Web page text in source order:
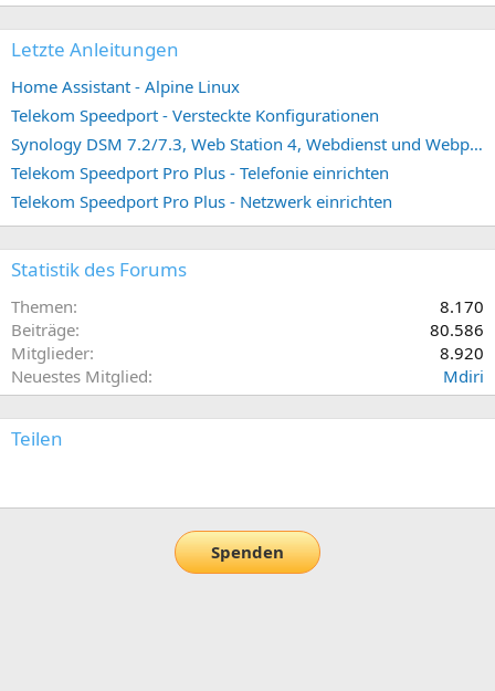
Letzte Anleitungen
Home Assistant - Alpine Linux
Telekom Speedport - Versteckte Konfigurationen
Synology DSM 7.2/7.3, Web Station 4, Webdienst und Webportal erstellen (ehemals vHost)
Telekom Speedport Pro Plus - Telefonie einrichten
Telekom Speedport Pro Plus - Netzwerk einrichten
Statistik des Forums
Themen
8.170
Beiträge
80.586
Mitglieder
8.920
Neuestes Mitglied
Mdiri
Teilen
Spenden